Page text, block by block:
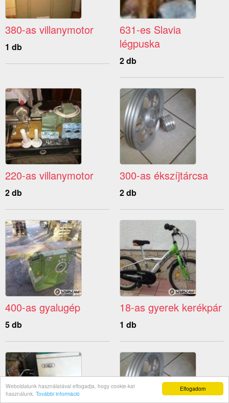
Elfogadom
Weboldalunk használatával elfogadja, hogy cookie-kat
használunk. További információ
380-as villanymotor
1 db
631-es Slavia
légpuska
2 db
220-as villanymotor
2 db
300-as ékszíjtárcsa
2 db
400-as gyalugép
5 db
18-as gyerek kerékpár
1 db